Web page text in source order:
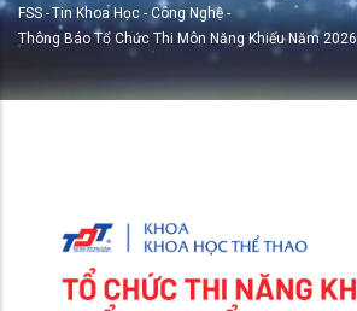
Breadcrumb
FSS -Tin Khoa Học - Công Nghệ -
Thông Báo Tổ Chức Thi Môn Năng Khiếu Năm 2026